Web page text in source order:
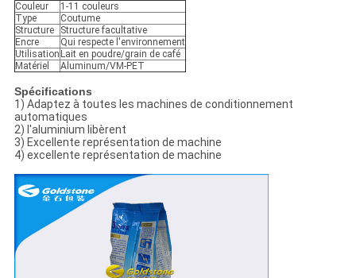
Couleur
1-11 couleurs
Type
Coutume
Structure
Structure facultative
Encre
Qui respecte l'environnement
Utilisation Lait en poudre/grain de café
Matériel
Aluminum/VM-PET
Spécifications
1) Adaptez à toutes les machines de conditionnement
automatiques
2) l'aluminium libèrent
3) Excellente représentation de machine
4) excellente représentation de machine